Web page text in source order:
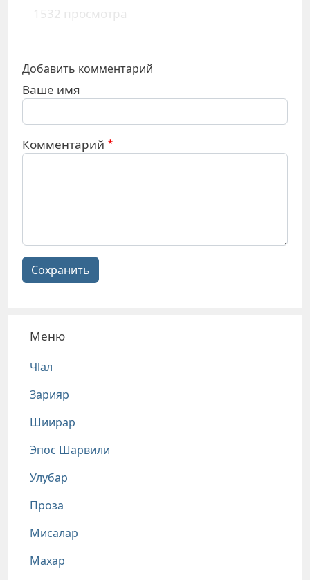
1532 просмотра
Добавить комментарий
Ваше имя
Комментарий
Сохранить
Меню
Чlал
Зарияр
Шиирар
Эпос Шарвили
Улубар
Проза
Мисалар
Махар